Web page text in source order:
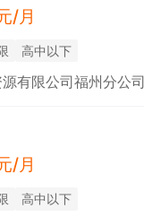
/月
高中以下
有限公司福州分公司
/月
高中以下